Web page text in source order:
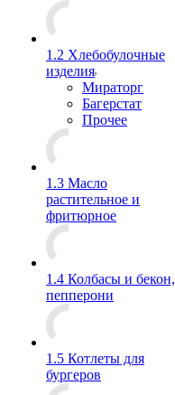
1.2 Хлебобулочные
изделия
Мираторг
Багерстат
Прочее
1.3 Масло
растительное и
фритюрное
1.4 Колбасы и бекон,
пепперони
1.5 Котлеты для
бургеров